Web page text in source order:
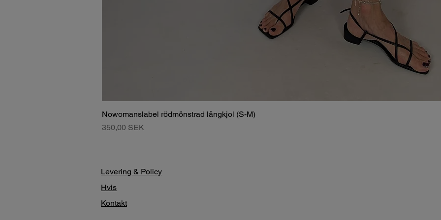
Nowomanslabel rödmönstrad långkjol (S-M)
Pris
350,00 SEK
Levering & Policy
Hvis
Kontakt